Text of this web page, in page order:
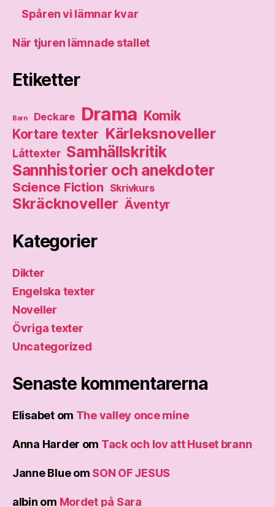
Spåren vi lämnar kvar
När tjuren lämnade stallet
Etiketter
Barn Deckare Drama Komik
Kortare texter Kärleksnoveller
Låttexter Samhällskritik
Sannhistorier och anekdoter
Science Fiction Skrivkurs
Skräcknoveller Äventyr
Kategorier
Dikter
Engelska texter
Noveller
Övriga texter
Uncategorized
Senaste kommentarerna
Elisabetom The valley once mine
Anna Harder om Tack och lov att Huset brann
Janne Blueom SON OF JESUS
albin om Mordet på Sara